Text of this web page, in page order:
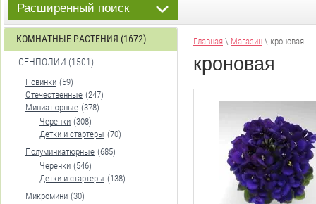
Расширенный поиск
КОМНАТНЫЕ РАСТЕНИЯ (1672)
СЕНПОЛИИ (1501)
Новинки (59)
Отечественные (247)
Миниатюрные (378)
Черенки (308)
Детки и стартеры (70)
Полуминиатюрные (685)
Черенки (546)
Детки и стартеры (138)
Микромини (30)
Главная \ Магазин \ кроновая
кроновая